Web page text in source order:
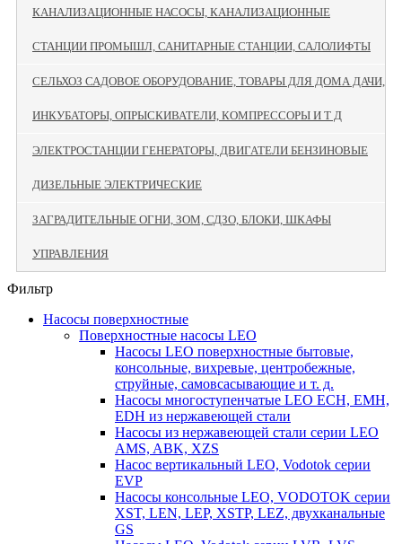
КАНАЛИЗАЦИОННЫЕ НАСОСЫ, КАНАЛИЗАЦИОННЫЕ
СТАНЦИИ ПРОМЫШЛ, САНИТАРНЫЕ СТАНЦИИ, САЛОЛИФТЫ
СЕЛЬХОЗ САДОВОЕ ОБОРУДОВАНИЕ, ТОВАРЫ ДЛЯ ДОМА ДАЧИ,
ИНКУБАТОРЫ, ОПРЫСКИВАТЕЛИ, КОМПРЕССОРЫ И Т Д
ЭЛЕКТРОСТАНЦИИ ГЕНЕРАТОРЫ, ДВИГАТЕЛИ БЕНЗИНОВЫЕ
ДИЗЕЛЬНЫЕ ЭЛЕКТРИЧЕСКИЕ
ЗАГРАДИТЕЛЬНЫЕ ОГНИ, ЗОМ, СДЗО, БЛОКИ, ШКАФЫ
УПРАВЛЕНИЯ
Фильтр
Насосы поверхностные
Поверхностные насосы LEO
Насосы LEO поверхностные бытовые,
консольные, вихревые, центробежные,
струйные, самовсасывающие и т. д.
Насосы многоступенчатые LEO ECH, EMH,
EDH из нержавеющей стали
Насосы из нержавеющей стали серии LEO
AMS, ABK, XZS
Насос вертикальный LEO, Vodotok серии
EVP
Насосы консольные LEO, VODOTOK серии
XST, LEN, LEP, XSTP, LEZ, двухканальные
GS